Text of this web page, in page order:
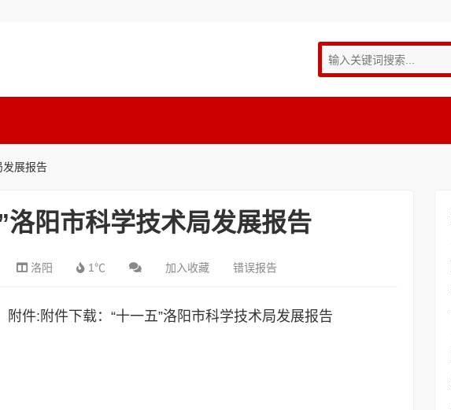
发展报告
洛阳市科学技术局发展报告
洛阳 1℃ 加入收藏 错误报告
附件: 附件下载：“十一五”洛阳市科学技术局发展报告